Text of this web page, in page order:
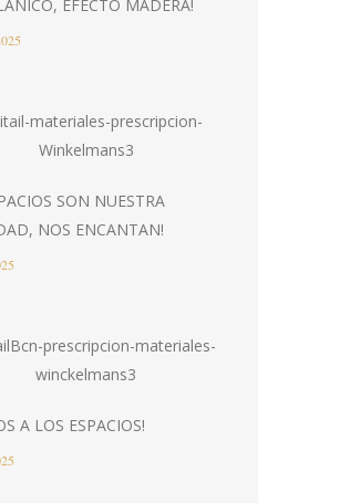
EFECTO MADERA!
SON NUESTRA
NOS ENCANTAN!
A LOS ESPACIOS!